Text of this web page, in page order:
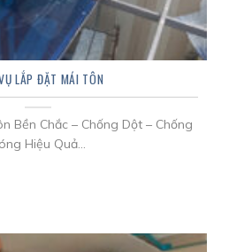
LẮP ĐẶT MÁI TÔN
Bền Chắc – Chống Dột – Chống
Hiệu Quả...